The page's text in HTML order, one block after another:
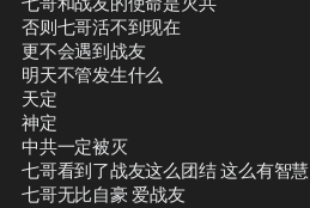
否则七哥活不到现在
更不会遇到战友
明天不管发生什么
天定
神定
中共一定被灭
七哥看到了战友这么团结 这么有智慧
七哥无比自豪 爱战友